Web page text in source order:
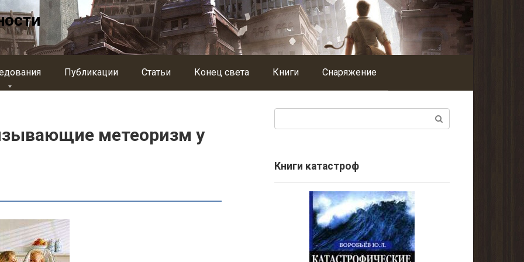
Публикации Статьи Конец света Книги Снаряжение
метеоризм у
Книги катастроф